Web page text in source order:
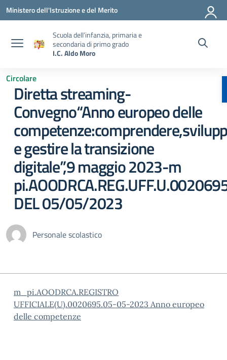
Vai ai contenuti
Vai al menu di navigazione
Vai al footer
Ministero dell'Istruzione e del Merito
Scuola dell’infanzia, primaria e
secondaria di primo grado
I.C. Aldo Moro
Circolare
Diretta streaming-
Convegno“Anno europeo delle
e gestire la transizione
digitale”,9 maggio 2023-m
DEL 05/05/2023
Personale scolastico
m_pi.AOODRCA.REGISTRO
UFFICIALE(U).0020695.05-05-2023 Anno europeo
delle competenze